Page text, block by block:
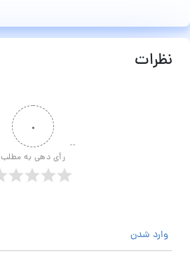
نظرات
۰
رأی دهی به مطلب
وارد شدن